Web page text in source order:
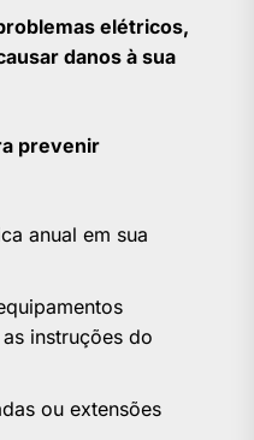
elétricos,
danos à sua
prevenir
anual em sua
instruções do
ou extensões